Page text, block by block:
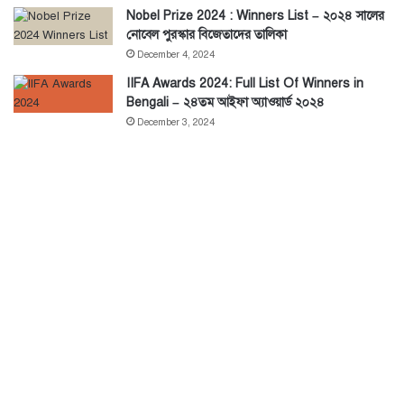
Nobel Prize 2024 : Winners List – ২০২৪ সালের
নোবেল পুরস্কার বিজেতাদের তালিকা
December 4, 2024
IIFA Awards 2024: Full List Of Winners in
Bengali – ২৪তম আইফা অ্যাওয়ার্ড ২০২৪
December 3, 2024